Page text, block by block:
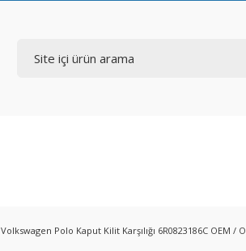
Volkswagen Polo Kaput Kilit Karşılığı 6R0823186C OEM /